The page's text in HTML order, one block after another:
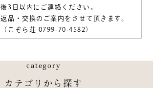
後3日以内にご連絡ください。
返品・交換のご案内をさせて頂きます。
（こぞら荘 0799-70-4582）
category
カテゴリから探す